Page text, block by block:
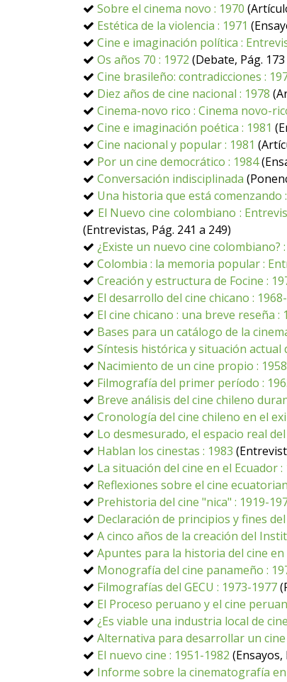
Sobre el cinema novo : 1970
Estética de la violencia : 1971
Cine e imaginación política :
Os años 70 : 1972 (Debate, Pág.
Cine brasileño: contradicciones :
Diez años de cine nacional : 1978
Cinema-novo rico : Cinema novo-
Cine e imaginación poética : 1981
Cine nacional y popular : 1981
Por un cine democrático : 1984
Conversación indisciplinada
Una historia que está comenzando
El Nuevo cine colombiano :
(Entrevistas, Pág. 241 a 249)
¿Existe un nuevo cine
Colombia : la memoria popular :
Creación y estructura de Focine :
El desarrollo del cine chicano :
El cine chicano : una breve reseña :
Bases para un catálogo de la
Síntesis histórica y situación actual
Nacimiento de un cine propio :
Filmografía del primer período :
Breve análisis del cine chileno
Cronología del cine chileno en el
Lo desmesurado, el espacio real
Hablan los cinestas : 1983
La situación del cine en el Ecuador :
Reflexiones sobre el cine
Prehistoria del cine "nica" : 1919-
Declaración de principios y fines
A cinco años de la creación del
Apuntes para la historia del cine en
Monografía del cine panameño :
Filmografías del GECU : 1973-1977
El Proceso peruano y el cine
¿Es viable una industria local de
Alternativa para desarrollar un
El nuevo cine : 1951-1982 (Ensayos,
Informe sobre la cinematografía en